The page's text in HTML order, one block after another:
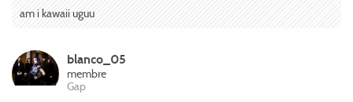
am i kawaii uguu
blanco_05
membre
Gap